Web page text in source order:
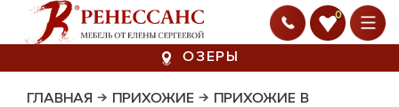
0
ОЗЕРЫ
ГЛАВНАЯ → ПРИХОЖИЕ → ПРИХОЖИЕ В